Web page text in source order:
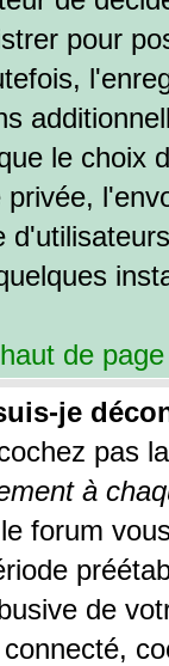
pour
le choix
privée,
de page
je
pas
à
forum
de